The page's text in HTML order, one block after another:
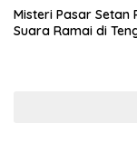
Misteri Pasar Setan
Suara Ramai di